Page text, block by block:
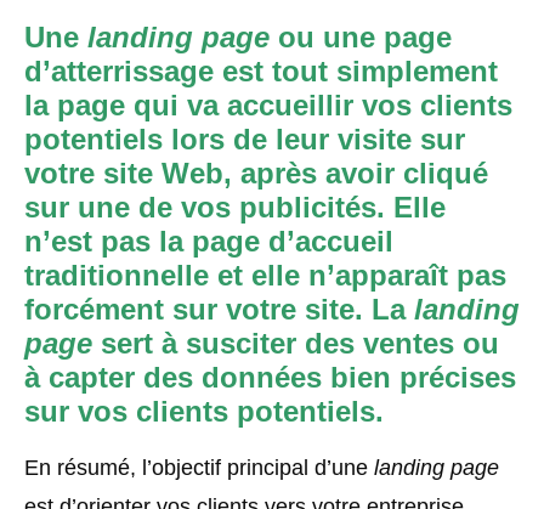
Une landing page ou une page
d’atterrissage est tout simplement
la page qui va accueillir vos clients
potentiels lors de leur visite sur
votre site Web, après avoir cliqué
sur une de vos publicités. Elle
n’est pas la page d’accueil
traditionnelle et elle n’apparaît pas
forcément sur votre site. La landing
page sert à susciter des ventes ou
à capter des données bien précises
sur vos clients potentiels.
En résumé, l’objectif principal d’une landing page